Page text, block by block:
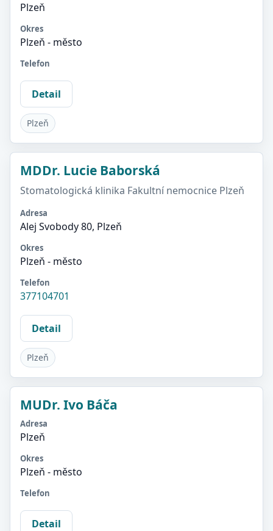
Plzeň
Okres
Plzeň - město
Telefon
Detail
Plzeň
MDDr. Lucie Baborská
Stomatologická klinika Fakultní nemocnice Plzeň
Adresa
Alej Svobody 80, Plzeň
Okres
Plzeň - město
Telefon
377104701
Detail
Plzeň
MUDr. Ivo Báča
Adresa
Plzeň
Okres
Plzeň - město
Telefon
Detail